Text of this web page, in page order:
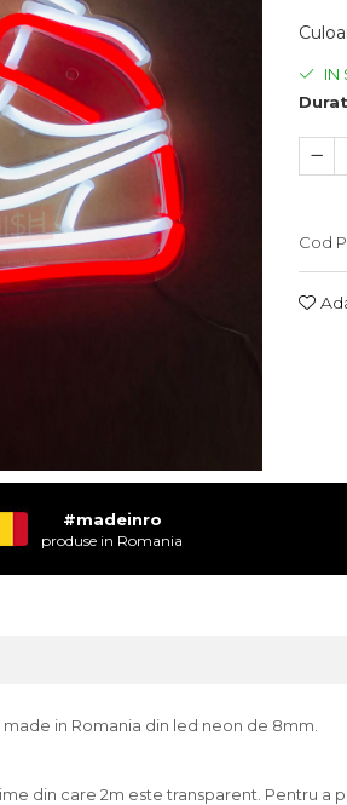
IN
Cod
#madeinro
produse in Romania
in Romania din led neon de 8mm.
din care 2m este transparent. Pentru